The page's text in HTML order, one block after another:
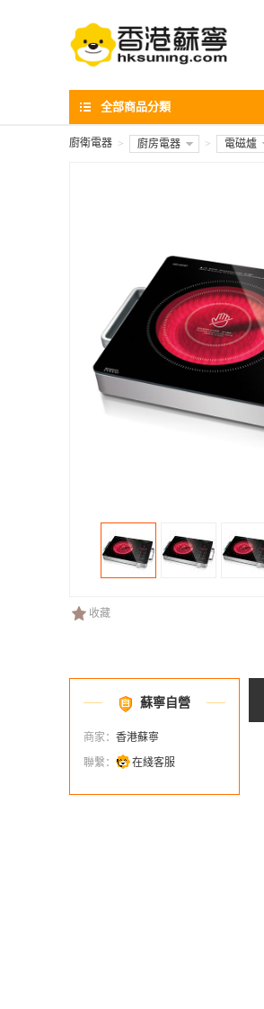
全部商品分類
廚衛電器 > 廚房電器 > 電磁爐
收藏
蘇寧自營
商家： 香港蘇寧
聯繫：
在綫客服